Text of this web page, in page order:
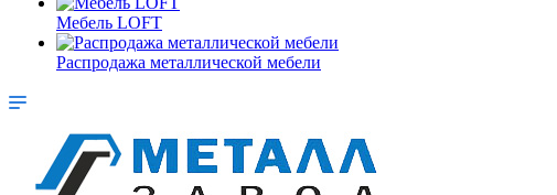
Мебель LOFT
Распродажа металлической мебели